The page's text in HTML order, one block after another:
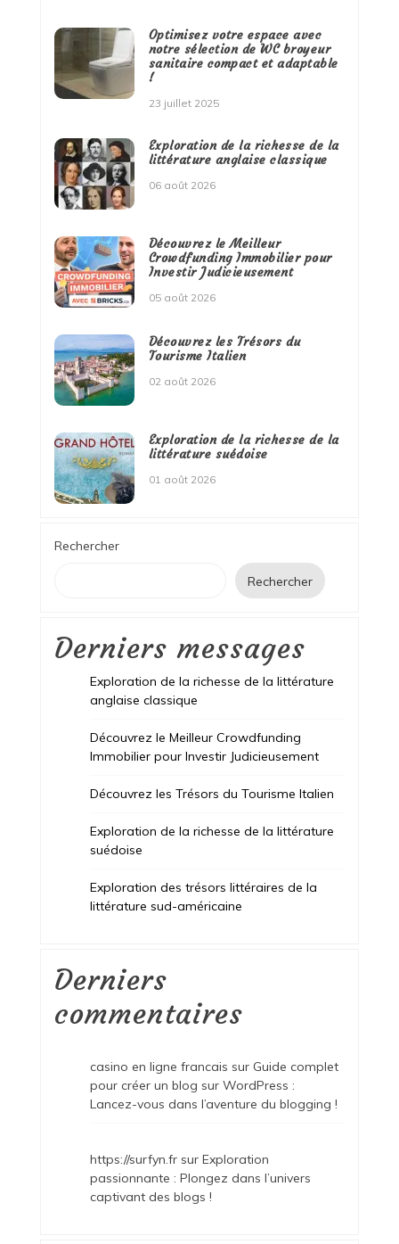
Optimisez votre espace avec
notre sélection de WC broyeur
sanitaire compact et adaptable
!
23 juillet 2025
Exploration de la richesse de la
littérature anglaise classique
06 août 2026
Découvrez le Meilleur
Crowdfunding Immobilier pour
Investir Judicieusement
05 août 2026
Découvrez les Trésors du
Tourisme Italien
02 août 2026
Exploration de la richesse de la
littérature suédoise
01 août 2026
Rechercher
Rechercher
Derniers messages
Exploration de la richesse de la littérature
anglaise classique
Découvrez le Meilleur Crowdfunding
Immobilier pour Investir Judicieusement
Découvrez les Trésors du Tourisme Italien
Exploration de la richesse de la littérature
suédoise
Exploration des trésors littéraires de la
littérature sud-américaine
Derniers
commentaires
casino en ligne francais sur Guide complet
pour créer un blog sur WordPress :
Lancez-vous dans l’aventure du blogging !
https://surfyn.frsur Exploration
passionnante : Plongez dans l’univers
captivant des blogs !